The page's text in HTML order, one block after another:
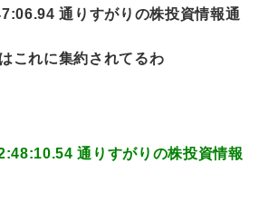
通りすがりの株投資情報通
これに集約されてるわ
通りすがりの株投資情報